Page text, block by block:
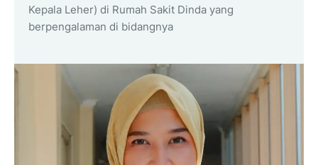
Kepala Leher) di Rumah Sakit Dinda yang
berpengalaman di bidangnya